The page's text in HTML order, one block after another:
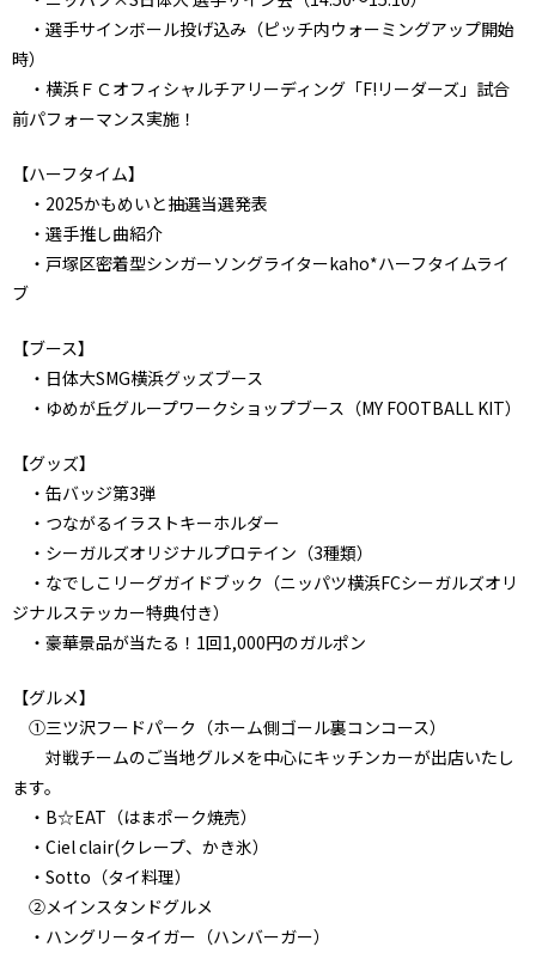
・選手サインボール投げ込み（ピッチ内ウォーミングアップ開始
時）
・横浜ＦＣオフィシャルチアリーディング「F!リーダーズ」試合
前パフォーマンス実施！
【ハーフタイム】
・2025かもめいと抽選当選発表
・選手推し曲紹介
・戸塚区密着型シンガーソングライターkaho*ハーフタイムライ
ブ
【ブース】
・日体大SMG横浜グッズブース
・ゆめが丘グループワークショップブース（MY FOOTBALL KIT）
【グッズ】
・缶バッジ第3弾
・つながるイラストキーホルダー
・シーガルズオリジナルプロテイン（3種類）
・なでしこリーグガイドブック（ニッパツ横浜FCシーガルズオリ
ジナルステッカー特典付き）
・豪華景品が当たる！1回1,000円のガルポン
【グルメ】
①三ツ沢フードパーク（ホーム側ゴール裏コンコース）
対戦チームのご当地グルメを中心にキッチンカーが出店いたし
ます。
・B☆EAT（はまポーク焼売）
・Ciel clair(クレープ、かき氷）
・Sotto（タイ料理）
②メインスタンドグルメ
・ハングリータイガー（ハンバーガー）